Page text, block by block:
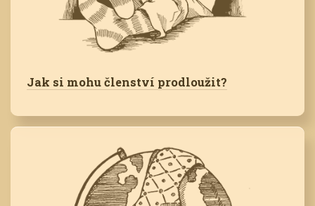
Jak si mohu členství prodloužit?